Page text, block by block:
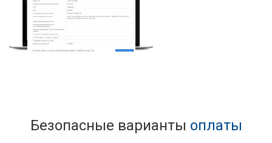
Безопасные варианты оплаты